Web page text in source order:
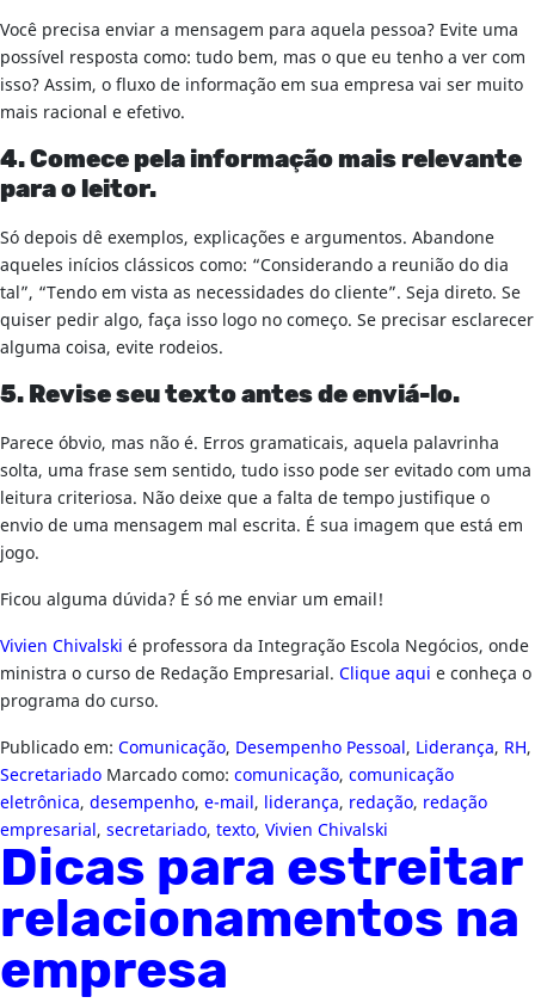
Você precisa enviar a mensagem para aquela pessoa? Evite uma
possível resposta como: tudo bem, mas o que eu tenho a ver com
isso? Assim, o fluxo de informação em sua empresa vai ser muito
mais racional e efetivo.
4. Comece pela informação mais relevante
para o leitor.
Só depois dê exemplos, explicações e argumentos. Abandone
aqueles inícios clássicos como: “Considerando a reunião do dia
tal”, “Tendo em vista as necessidades do cliente”. Seja direto. Se
quiser pedir algo, faça isso logo no começo. Se precisar esclarecer
alguma coisa, evite rodeios.
5. Revise seu texto antes de enviá-lo.
Parece óbvio, mas não é. Erros gramaticais, aquela palavrinha
solta, uma frase sem sentido, tudo isso pode ser evitado com uma
leitura criteriosa. Não deixe que a falta de tempo justifique o
envio de uma mensagem mal escrita. É sua imagem que está em
jogo.
Ficou alguma dúvida? É só me enviar um email!
Vivien Chivalski é professora da Integração Escola Negócios, onde
ministra o curso de Redação Empresarial. Clique aqui e conheça o
programa do curso.
Publicado em: Comunicação, Desempenho Pessoal, Liderança, RH,
Secretariado Marcado como: comunicação, comunicação
eletrônica, desempenho, e-mail, liderança, redação, redação
empresarial, secretariado, texto, Vivien Chivalski
Dicas para estreitar
relacionamentos na
empresa